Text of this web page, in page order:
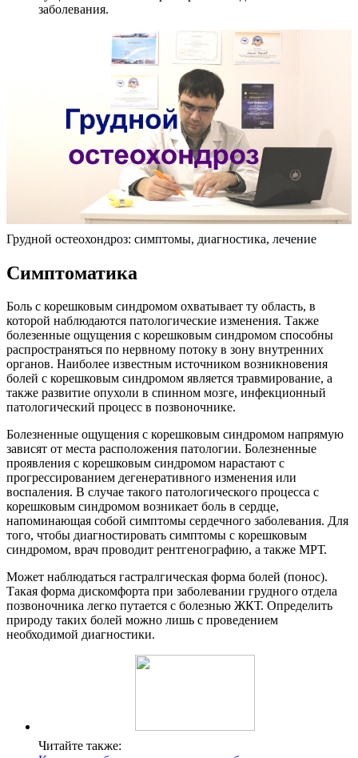
заболевания.
Грудной остеохондроз: симптомы, диагностика, лечение
Симптоматика
Боль с корешковым синдромом охватывает ту область, в
которой наблюдаются патологические изменения. Также
болезенные ощущения с корешковым синдромом способны
распространяться по нервному потоку в зону внутренних
органов. Наиболее известным источником возникновения
болей с корешковым синдромом является травмирование, а
также развитие опухоли в спинном мозге, инфекционный
патологический процесс в позвоночнике.
Болезненные ощущения с корешковым синдромом напрямую
зависят от места расположения патологии. Болезненные
проявления с корешковым синдромом нарастают с
прогрессированием дегенеративного изменения или
воспаления. В случае такого патологического процесса с
корешковым синдромом возникает боль в сердце,
напоминающая собой симптомы сердечного заболевания. Для
того, чтобы диагностировать симптомы с корешковым
синдромом, врач проводит рентгенографию, а также МРТ.
Может наблюдаться гастралгическая форма болей (понос).
Такая форма дискомфорта при заболевании грудного отдела
позвоночника легко путается с болезнью ЖКТ. Определить
природу таких болей можно лишь с проведением
необходимой диагностики.
Читайте также: